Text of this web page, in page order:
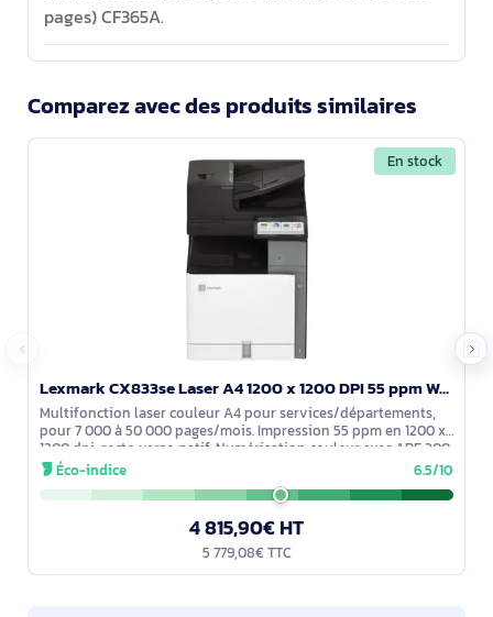
pages) CF365A.
Comparez avec des produits similaires
En stock
Lexmark CX833se Laser A4 1200 x 1200 DPI 55 ppm Wifi - 20L8410
Multifonction laser couleur A4 pour services/départements,
pour 7 000 à 50 000 pages/mois. Impression 55 ppm en 1200 x
1200 dpi, recto verso natif. Numérisation couleur avec ADF 300
feuilles et recto
Éco-indice 6.5/10
4 815,90€ HT
5 779,08€ TTC